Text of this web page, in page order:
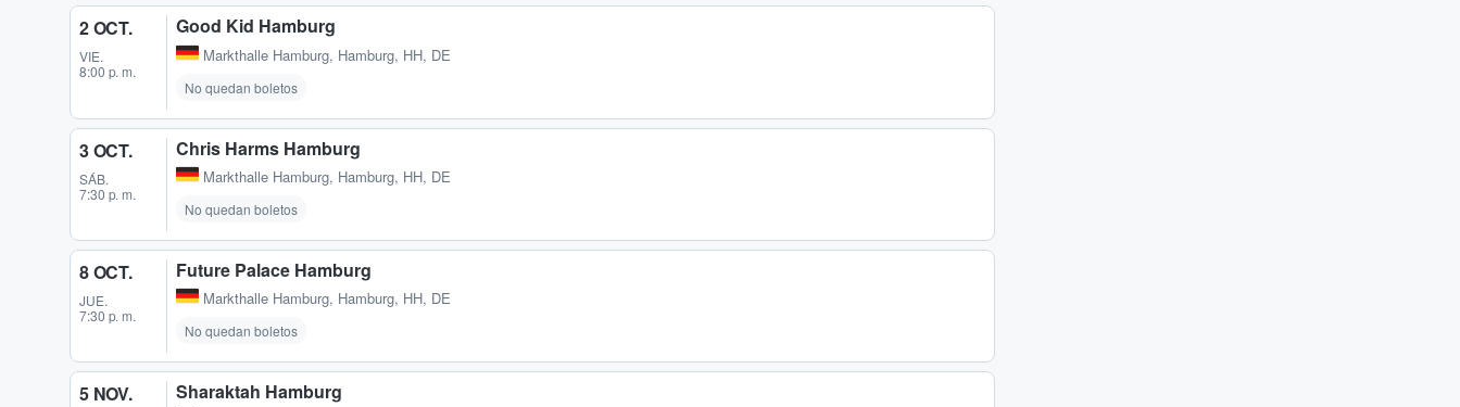
2 OCT.
VIE.
8:00 p. m.
Good Kid Hamburg
Markthalle Hamburg, Hamburg, HH, DE
No quedan boletos
3 OCT.
SÁB.
7:30 p. m.
Chris Harms Hamburg
Markthalle Hamburg, Hamburg, HH, DE
No quedan boletos
8 OCT.
JUE.
7:30 p. m.
Future Palace Hamburg
Markthalle Hamburg, Hamburg, HH, DE
No quedan boletos
5 NOV. Sharaktah Hamburg